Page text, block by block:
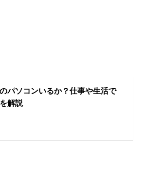
パソコンいるか？仕事や生活で
解説